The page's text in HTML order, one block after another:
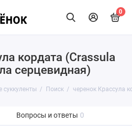
0
кордата (Crassula
серцевидная)
суккуленты Поиск черенок Крассула
Вопросы и ответы 0